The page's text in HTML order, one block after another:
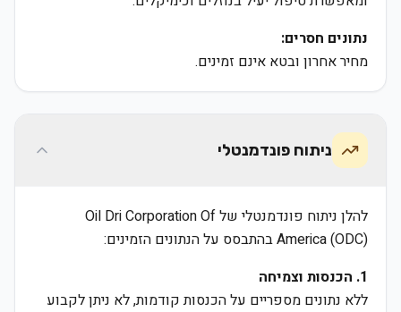
נתונים חסרים:
מחיר אחרון ובטא אינם זמינים.
ניתוח פונדמנטלי
להלן ניתוח פונדמנטלי של Oil Dri Corporation Of
America (ODC) בהתבסס על הנתונים הזמינים:
1. הכנסות וצמיחה
ללא נתונים מספריים על הכנסות קודמות, לא ניתן לקבוע